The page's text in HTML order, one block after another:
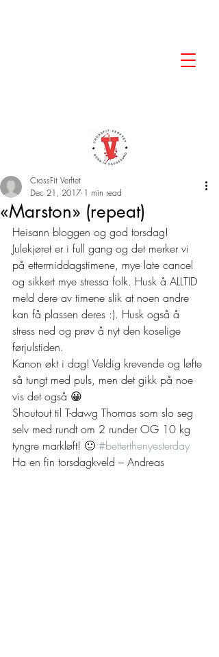
«Marston» (repeat)
CrossFit Verftet
Dec 21, 2017 1 min read
Heisann bloggen og god torsdag!
Julekjøret er i full gang og det merker vi
på ettermiddagstimene, mye late cancel
og sikkert mye stressa folk. Husk å ALLTID
meld dere av timene slik at noen andre
kan få plassen deres :). Husk også å
stress ned og prøv å nyt den koselige
førjulstiden.
Kanon økt i dag! Veldig krevende og løfte
så tungt med puls, men det gikk på noe
vis det også 😀
Shoutout til T-dawg Thomas som slo seg
selv med rundt om 2 runder OG 10 kg
tyngre markløft! 🙂 #betterthenyesterday
Ha en fin torsdagkveld – Andreas